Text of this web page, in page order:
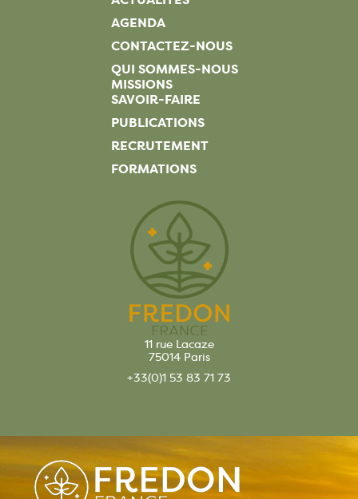
AGENDA
CONTACTEZ-NOUS
QUI SOMMES-NOUS
MISSIONS
SAVOIR-FAIRE
PUBLICATIONS
RECRUTEMENT
FORMATIONS
11 rue Lacaze
75014 Paris
+33(0)1 53 83 71 73